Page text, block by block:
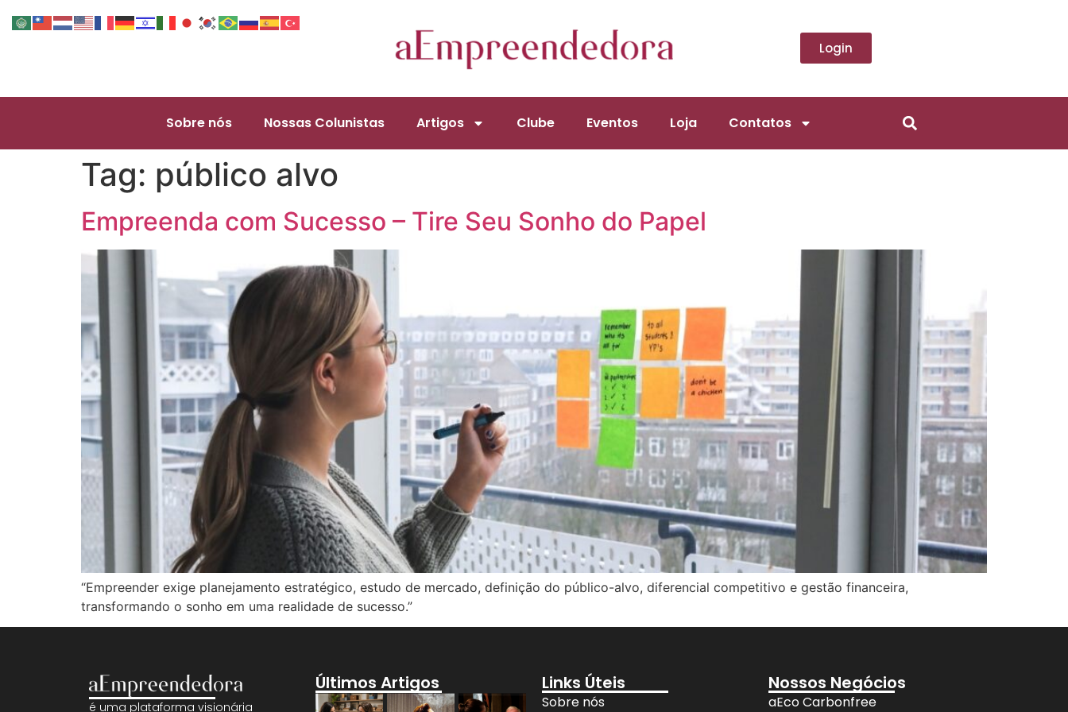
Login
Sobre nós Nossas Colunistas Artigos Clube Eventos Loja Contatos
Tag: público alvo
Empreenda com Sucesso – Tire Seu Sonho do Papel
“Empreender exige planejamento estratégico, estudo de mercado, definição do público-alvo, diferencial competitivo e gestão financeira,
transformando o sonho em uma realidade de sucesso.”
é uma plataforma visionária
Últimos Artigos Links Úteis
Sobre nós
Nossos Negócios
aEco Carbonfree